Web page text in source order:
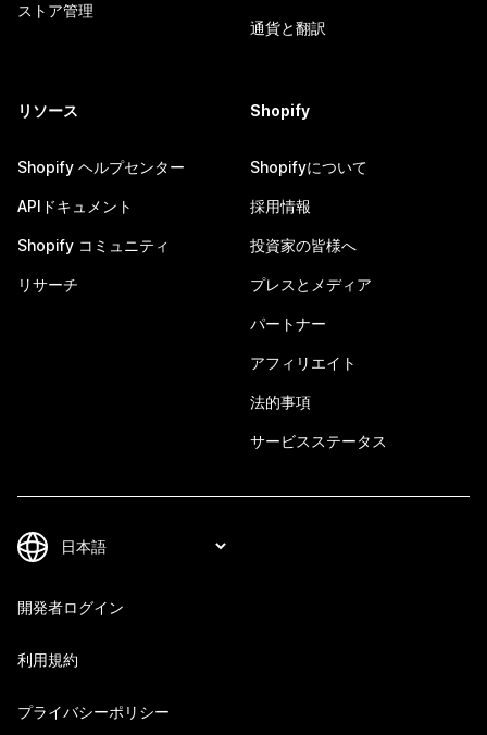
ストア管理
通貨と翻訳
リソース
Shopify ヘルプセンター
APIドキュメント
Shopify コミュニティ
リサーチ
Shopify
Shopifyについて
採用情報
投資家の皆様へ
プレスとメディア
パートナー
アフィリエイト
法的事項
サービスステータス
開発者ログイン
利用規約
プライバシーポリシー